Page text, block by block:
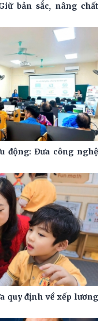
bản sắc, nâng chất
động: Đưa công nghệ
quy định về xếp lương